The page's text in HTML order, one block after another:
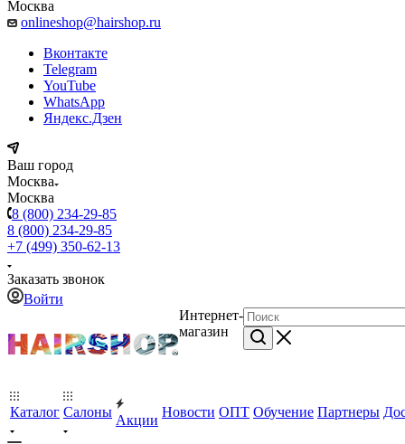
Москва
onlineshop@hairshop.ru
Вконтакте
Telegram
YouTube
WhatsApp
Яндекс.Дзен
Ваш город
Москва
Москва
8 (800) 234-29-85
8 (800) 234-29-85
+7 (499) 350-62-13
Заказать звонок
Войти
Интернет-
магазин
Каталог Салоны
Акции
Новости ОПТ Обучение Партнеры